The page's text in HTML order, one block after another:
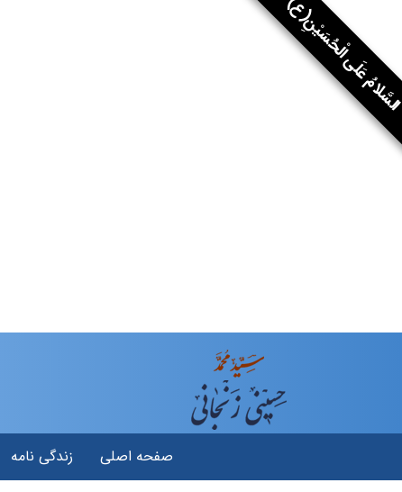
عَلَى الْحُسَيْنِ(ع)
صفحه اصلی زندگی نامه